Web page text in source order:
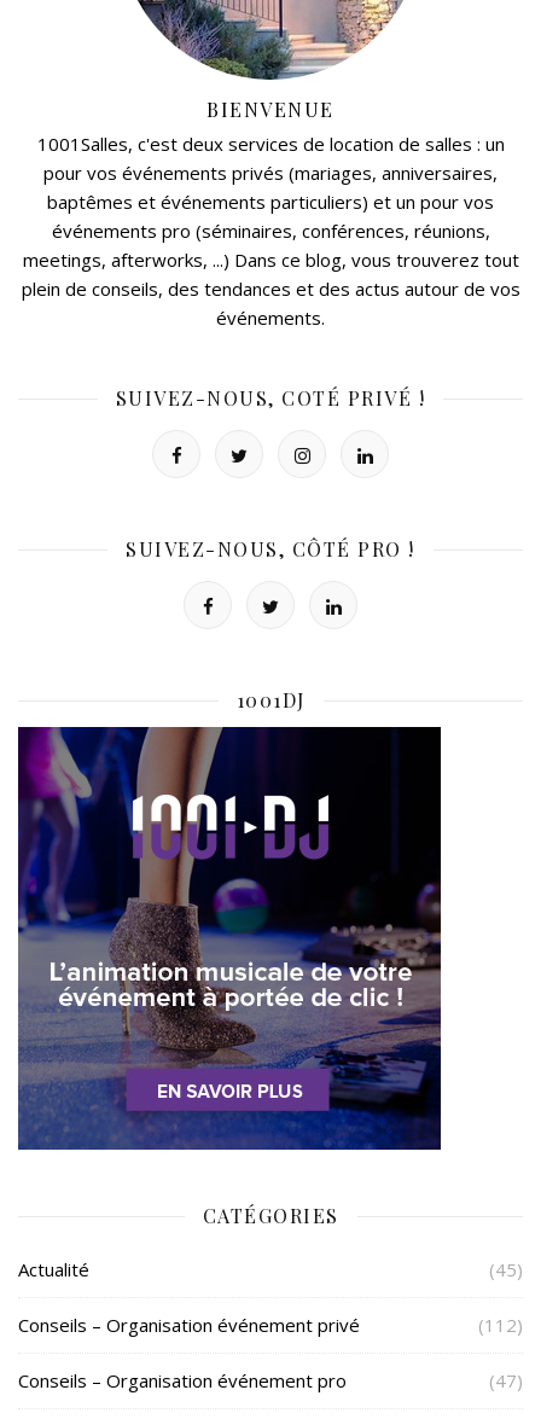
BIENVENUE
1001Salles, c'est deux services de location de salles : un
pour vos événements privés (mariages, anniversaires,
baptêmes et événements particuliers) et un pour vos
événements pro (séminaires, conférences, réunions,
meetings, afterworks, ...) Dans ce blog, vous trouverez tout
plein de conseils, des tendances et des actus autour de vos
événements.
SUIVEZ-NOUS, COTÉ PRIVÉ !
SUIVEZ-NOUS, CÔTÉ PRO !
1001DJ
CATÉGORIES
Actualité (45)
Conseils – Organisation événement privé (112)
Conseils – Organisation événement pro (47)